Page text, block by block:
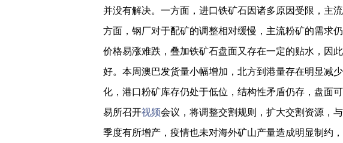
并没有解决。一方面，进口铁矿石因诸多原因受限，主
方面，钢厂对于配矿的调整相对缓慢，主流粉矿的需求
价格易涨难跌，叠加铁矿石盘面又存在一定的贴水，因
好。本周澳巴发货量小幅增加，北方到港量存在明显减
化，港口粉矿库存仍处于低位，结构性矛盾仍存，盘面
易所召开视频会议，将调整交割规则，扩大交割资源，
季度有所增产，疫情也未对海外矿山产量造成明显制约